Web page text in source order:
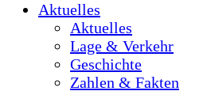
Aktuelles
Aktuelles
Lage & Verkehr
Geschichte
Zahlen & Fakten